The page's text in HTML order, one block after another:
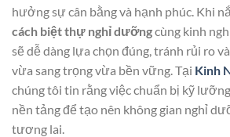
hưởng sự cân bằng và hạnh phúc. Khi
cách biệt thự nghỉ dưỡngcùng kinh
sẽ dễ dàng lựa chọn đúng, tránh rủi ro
vừa sang trọng vừa bền vững. Tại Kinh
chúng tôi tin rằng việc chuẩn bị kỹ
nền tảng để tạo nên không gian nghỉ
tương lai.